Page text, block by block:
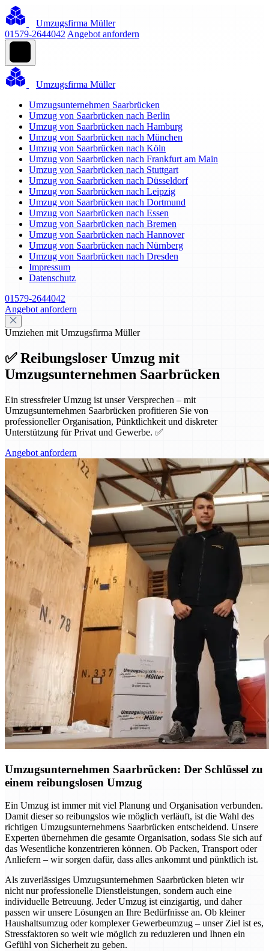
Umzugsfirma Müller
01579-2644042 Angebot anfordern
Umzugsfirma Müller
Umzugsunternehmen Saarbrücken
Umzug von Saarbrücken nach Berlin
Umzug von Saarbrücken nach Hamburg
Umzug von Saarbrücken nach München
Umzug von Saarbrücken nach Köln
Umzug von Saarbrücken nach Frankfurt am Main
Umzug von Saarbrücken nach Stuttgart
Umzug von Saarbrücken nach Düsseldorf
Umzug von Saarbrücken nach Leipzig
Umzug von Saarbrücken nach Dortmund
Umzug von Saarbrücken nach Essen
Umzug von Saarbrücken nach Bremen
Umzug von Saarbrücken nach Hannover
Umzug von Saarbrücken nach Nürnberg
Umzug von Saarbrücken nach Dresden
Impressum
Datenschutz
01579-2644042
Angebot anfordern
Umziehen mit Umzugsfirma Müller
✅ Reibungsloser Umzug mit
Umzugsunternehmen Saarbrücken
Ein stressfreier Umzug ist unser Versprechen – mit
Umzugsunternehmen Saarbrücken profitieren Sie von
professioneller Organisation, Pünktlichkeit und diskreter
Unterstützung für Privat und Gewerbe. ✅
Angebot anfordern
Umzugsunternehmen Saarbrücken: Der Schlüssel zu
einem reibungslosen Umzug
Ein Umzug ist immer mit viel Planung und Organisation verbunden.
Damit dieser so reibungslos wie möglich verläuft, ist die Wahl des
richtigen Umzugsunternehmens Saarbrücken entscheidend. Unsere
Experten übernehmen die gesamte Organisation, sodass Sie sich auf
das Wesentliche konzentrieren können. Ob Packen, Transport oder
Anliefern – wir sorgen dafür, dass alles ankommt und pünktlich ist.
Als zuverlässiges Umzugsunternehmen Saarbrücken bieten wir
nicht nur professionelle Dienstleistungen, sondern auch eine
individuelle Betreuung. Jeder Umzug ist einzigartig, und daher
passen wir unsere Lösungen an Ihre Bedürfnisse an. Ob kleiner
Haushaltsumzug oder komplexer Gewerbeumzug – unser Ziel ist es,
Stressfaktoren so weit wie möglich zu reduzieren und Ihnen ein
Gefühl von Sicherheit zu geben.